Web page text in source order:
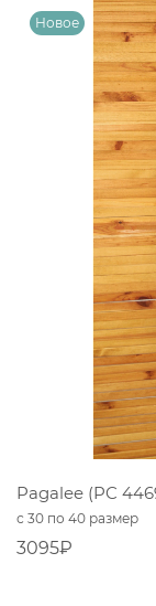
Pagalee (PC
с 30 по 40 размер
3095₽